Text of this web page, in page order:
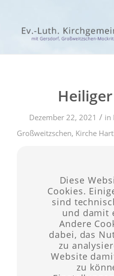
Dezember 22, 2021 / in
Großweitzschen, Kirche
Eintrag teilenDiese
Cookies.
sind
und damit
Andere
dabei, das
zu
Website
zu